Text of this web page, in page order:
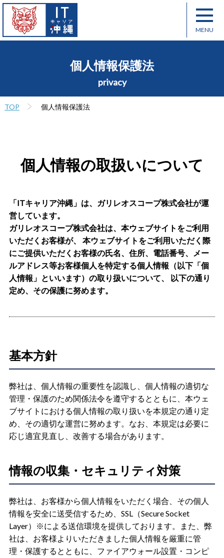
個人情報保護法
privacy
TOP 個人情報保護法
個人情報の取扱いについて
「ITキャリア沖縄」は、ガリレオスコープ株式会社が運
営しています。
ガリレオスコープ株式会社は、本ウェブサイトをご利用
いただくお客様が、 本ウェブサイトをご利用いただく際
にご提供いただくお客様の氏名、住所、電話番号、メー
ルアドレス等お客様個人を特定する個人情報（以下「個
人情報」といいます）の取り扱いについて、 以下の通り
定め、その保護に努めます。
基本方針
弊社は、個人情報の重要性を認識し、個人情報の適切な
管理・保護のため関係法令を遵守するとともに、本ウェ
ブサイトにおける個人情報の取り扱いを本規定の通り定
め、その適切な運営に努めます。なお、本規定は必要に
応じ適宜見直し、改善する場合があります。
情報の収集・セキュリティ対策
弊社は、お客様から個人情報をいただく場合、その個人
情報を安全に送受信するため、SSL（Secure Socket
Layer）※による送信環境を提供しております。また、弊
社は、お客様よりいただきました個人情報を厳重に管
理・保護するとともに、ファイアウォール設置・コンピ